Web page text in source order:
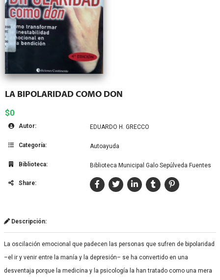
LA BIPOLARIDAD COMO DON
$0
Autor: EDUARDO H. GRECCO
Categoría: Autoayuda
Biblioteca: Biblioteca Municipal Galo Sepúlveda Fuentes
Share:
Descripción:
La oscilación emocional que padecen las personas que sufren de bipolaridad
–el ir y venir entre la manía y la depresión– se ha convertido en una
desventaja porque la medicina y la psicología la han tratado como una mera